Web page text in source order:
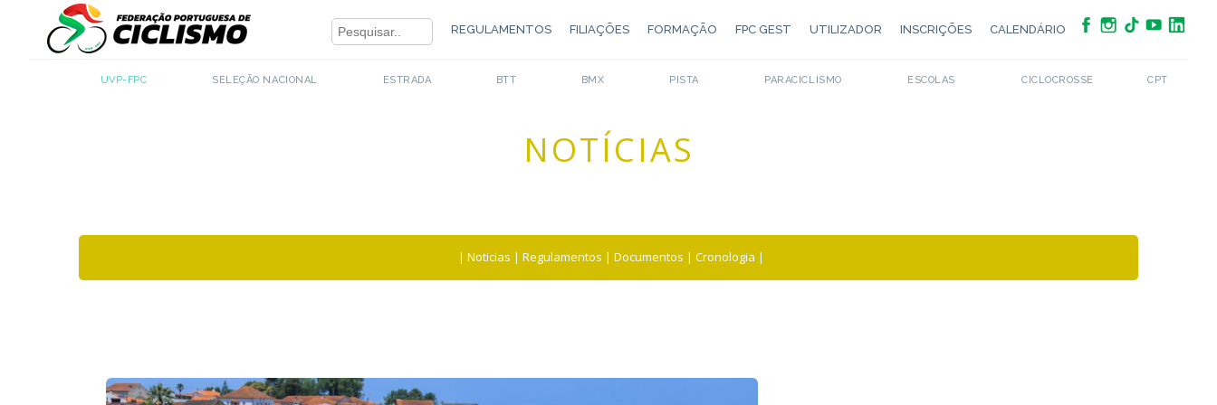
REGULAMENTOS FILIAÇÕES FORMAÇÃO FPC GEST UTILIZADOR INSCRIÇÕES CALENDÁRIO
UVP-FPC SELEÇÃO NACIONAL ESTRADA BTT BMX PISTA PARACICLISMO ESCOLAS CICLOCROSSE CPT
- UVP-FPC
NOTÍCIAS
| Noticias | Regulamentos | Documentos | Cronologia |